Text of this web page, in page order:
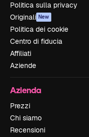
Politica sulla privacy
Originali New
Politica dei cookie
Centro di fiducia
Affiliati
Aziende
Azienda
Prezzi
Chi siamo
Recensioni